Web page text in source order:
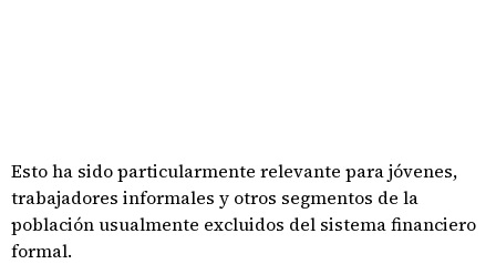
Esto ha sido particularmente relevante para jóvenes,
trabajadores informales y otros segmentos de la
población usualmente excluidos del sistema financiero
formal.